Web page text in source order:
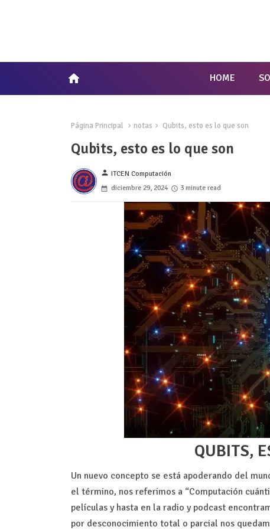
home HOME
Página Principal notas Qubits, esto es lo que son
Qubits, esto es lo que son
person ITCEN Computación
diciembre 29, 2024
3 minute read
QUBITS,
Un nuevo concepto se está apoderando del
el término, nos referimos a “Computación
películas y hasta en la radio y podcast
por desconocimiento total o parcial nos